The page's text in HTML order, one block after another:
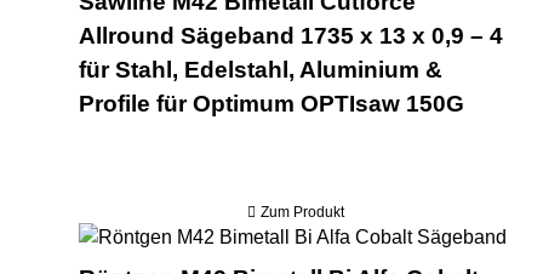
Allround Sägeband 1735 x 13 x 0,9 – 4
für Stahl, Edelstahl, Aluminium &
Profile für Optimum OPTIsaw 150G
Zum Produkt